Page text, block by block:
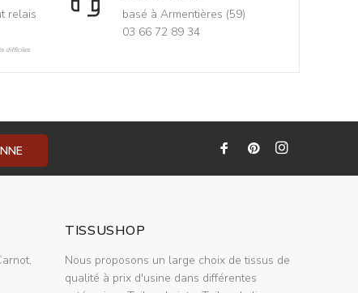
relais
difficiles
basé à Armentières (59)
03 66 72 89 34
TISSUSHOP
Nous proposons un large choix de tissus de
qualité à prix d'usine dans différentes